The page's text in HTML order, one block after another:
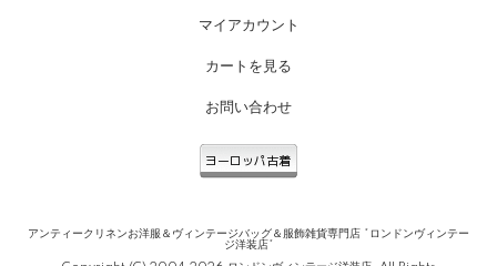
マイアカウント
カートを見る
お問い合わせ
アンティークリネンお洋服＆ヴィンテージバッグ＆服飾雑貨専門店 *ロンドンヴィンテー
ジ洋装店*